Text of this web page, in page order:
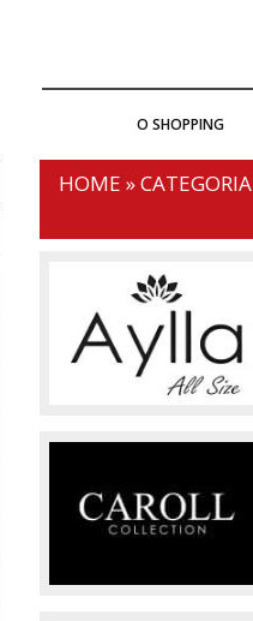
O SHOPPING
HOME »CATEGORIA